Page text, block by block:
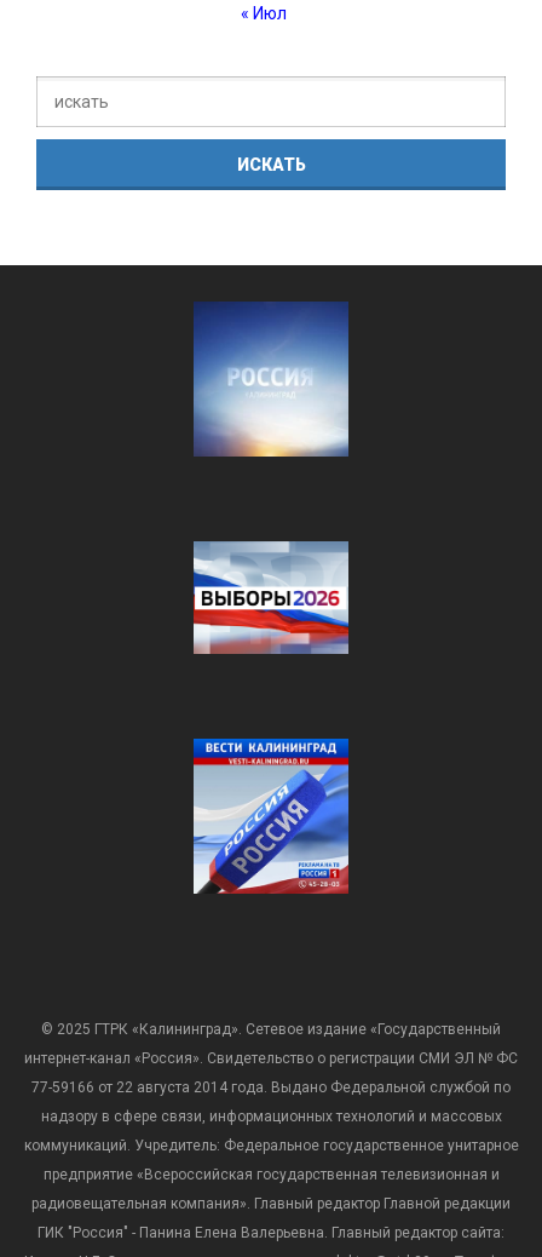
« Июл
© 2025 ГТРК «Калининград». Сетевое издание «Государственный
интернет-канал «Россия». Свидетельство о регистрации СМИ ЭЛ № ФС
77-59166 от 22 августа 2014 года. Выдано Федеральной службой по
надзору в сфере связи, информационных технологий и массовых
коммуникаций. Учредитель: Федеральное государственное унитарное
предприятие «Всероссийская государственная телевизионная и
радиовещательная компания». Главный редактор Главной редакции
ГИК "Россия" - Панина Елена Валерьевна. Главный редактор сайта: